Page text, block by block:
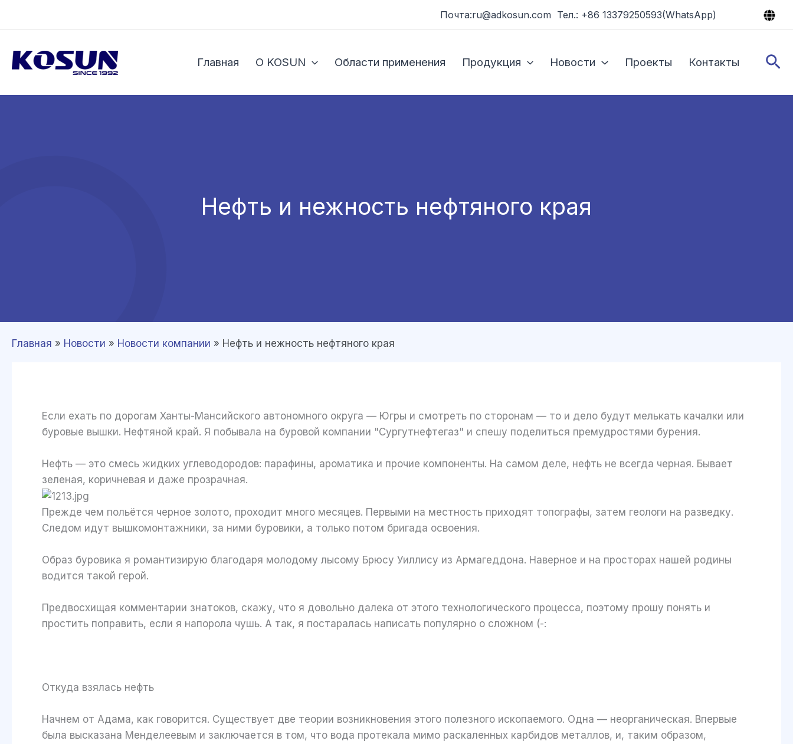
Почта:ru@adkosun.com Тел.: +86 13379250593(WhatsApp)
Главная О KOSUN Области применения Продукция Новости Проекты Контакты
Нефть и нежность нефтяного края
Главная » Новости » Новости компании » Нефть и нежность нефтяного края
Если ехать по дорогам Ханты-Мансийского автономного округа — Югры и смотреть по сторонам — то и дело будут мелькать качалки или
буровые вышки. Нефтяной край. Я побывала на буровой компании "Сургутнефтегаз" и спешу поделиться премудростями бурения.
Нефть — это смесь жидких углеводородов: парафины, ароматика и прочие компоненты. На самом деле, нефть не всегда черная. Бывает
зеленая, коричневая и даже прозрачная.
Прежде чем польётся черное золото, проходит много месяцев. Первыми на местность приходят топографы, затем геологи на разведку.
Следом идут вышкомонтажники, за ними буровики, а только потом бригада освоения.
Образ буровика я романтизирую благодаря молодому лысому Брюсу Уиллису из Армагеддона. Наверное и на просторах нашей родины
водится такой герой.
Предвосхищая комментарии знатоков, скажу, что я довольно далека от этого технологического процесса, поэтому прошу понять и
простить поправить, если я напорола чушь. А так, я постаралась написать популярно о сложном (-:
Откуда взялась нефть
Начнем от Адама, как говорится. Существует две теории возникновения этого полезного ископаемого. Одна — неорганическая. Впервые
была высказана Менделеевым и заключается в том, что вода протекала мимо раскаленных карбидов металлов, и, таким образом,